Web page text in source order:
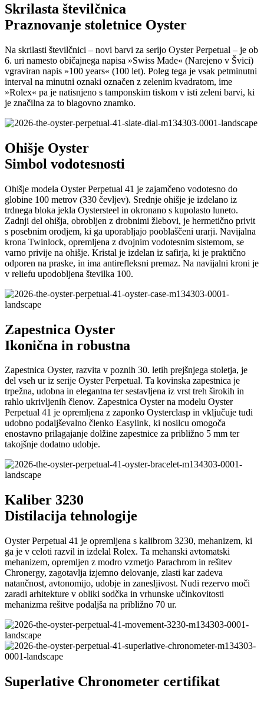
Skrilasta številčnica
Praznovanje stoletnice Oyster
Na skrilasti številčnici – novi barvi za serijo Oyster Perpetual – je ob
6. uri namesto običajnega napisa »Swiss Made« (Narejeno v Švici)
vgraviran napis »100 years« (100 let). Poleg tega je vsak petminutni
interval na minutni oznaki označen z zelenim kvadratom, ime
»Rolex« pa je natisnjeno s tamponskim tiskom v isti zeleni barvi, ki
je značilna za to blagovno znamko.
Ohišje Oyster
Simbol vodotesnosti
Ohišje modela Oyster Perpetual 41 je zajamčeno vodotesno do
globine 100 metrov (330 čevljev). Srednje ohišje je izdelano iz
trdnega bloka jekla Oystersteel in okronano s kupolasto luneto.
Zadnji del ohišja, obrobljen z drobnimi žlebovi, je hermetično privit
s posebnim orodjem, ki ga uporabljajo pooblaščeni urarji. Navijalna
krona Twinlock, opremljena z dvojnim vodotesnim sistemom, se
varno privije na ohišje. Kristal je izdelan iz safirja, ki je praktično
odporen na praske, in ima antirefleksni premaz. Na navijalni kroni je
v reliefu upodobljena številka 100.
Zapestnica Oyster
Ikonična in robustna
Zapestnica Oyster, razvita v poznih 30. letih prejšnjega stoletja, je
del vseh ur iz serije Oyster Perpetual. Ta kovinska zapestnica je
trpežna, udobna in elegantna ter sestavljena iz vrst treh širokih in
rahlo ukrivljenih členov. Zapestnica Oyster na modelu Oyster
Perpetual 41 je opremljena z zaponko Oysterclasp in vključuje tudi
udobno podaljševalno členko Easylink, ki nosilcu omogoča
enostavno prilagajanje dolžine zapestnice za približno 5 mm ter
takojšnje dodatno udobje.
Kaliber 3230
Distilacija tehnologije
Oyster Perpetual 41 je opremljena s kalibrom 3230, mehanizem, ki
ga je v celoti razvil in izdelal Rolex. Ta mehanski avtomatski
mehanizem, opremljen z modro vzmetjo Parachrom in rešitev
Chronergy, zagotavlja izjemno delovanje, zlasti kar zadeva
natančnost, avtonomijo, udobje in zanesljivost. Nudi rezervo moči
zaradi arhitekture v obliki sodčka in vrhunske učinkovitosti
mehanizma rešitve podaljša na približno 70 ur.
Superlative Chronometer certifikat